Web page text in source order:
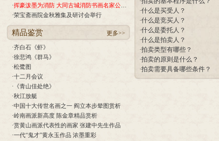
·挥豪泼墨为消防 大同古城消防书画名家公益笔会开幕
·荣宝斋画院金秋雅集及研讨会举行
精品鉴赏 更多>>
·齐白石《虾》
·徐悲鸿《群马》
·松鹭图
·十二月会议
· 《青山佳处绝》
·秋江放艇
·中国十大传世名画之一 阎立本步辇图赏析
·岭南画派新高度 陈金章精品赏析
·赏黄山画派代表性的画家 张建中先生作品
·一代“鬼才”黄永玉作品 浓墨重彩
·什么是买受人？
·什么是竞买人？
·什么是委托人？
·什么是拍卖人？
·拍卖类型有哪些？
·拍卖的原则是什么？
·拍卖需要具备哪些条件？